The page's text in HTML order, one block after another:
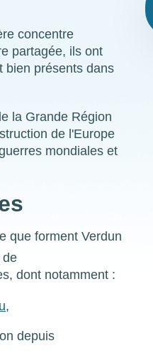
concentre
partagée, ils ont
bien présents dans
la Grande Région
de l'Europe
mondiales et
que forment Verdun
de
dont notamment :
,
depuis